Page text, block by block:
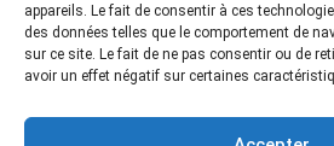
appareils. Le fait de consentir à ces
des données telles que le comportement de
sur ce site. Le fait de ne pas consentir ou de
avoir un effet négatif sur certaines
www.ofb.gouv.fr
Préfecture de la Vendée
www.vendee.gouv.fr